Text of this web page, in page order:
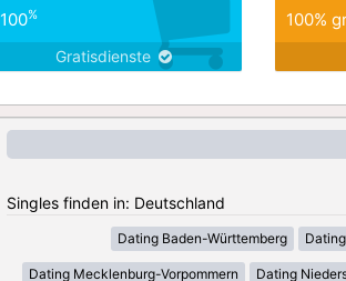
100%
Gratisdienste
100%
Singles finden in: Deutschland
Dating Baden-Württemberg
Dating Mecklenburg-Vorpommern Dating